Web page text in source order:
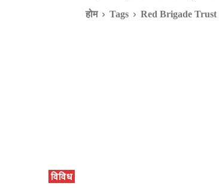
होम Tags Red Brigade Trust
विविध